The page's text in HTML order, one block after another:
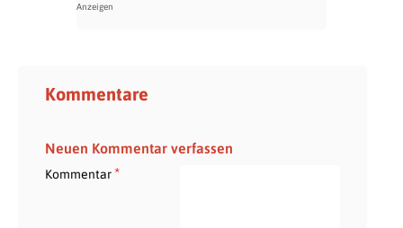
Kommentare
Neuen Kommentar verfassen
Kommentar*